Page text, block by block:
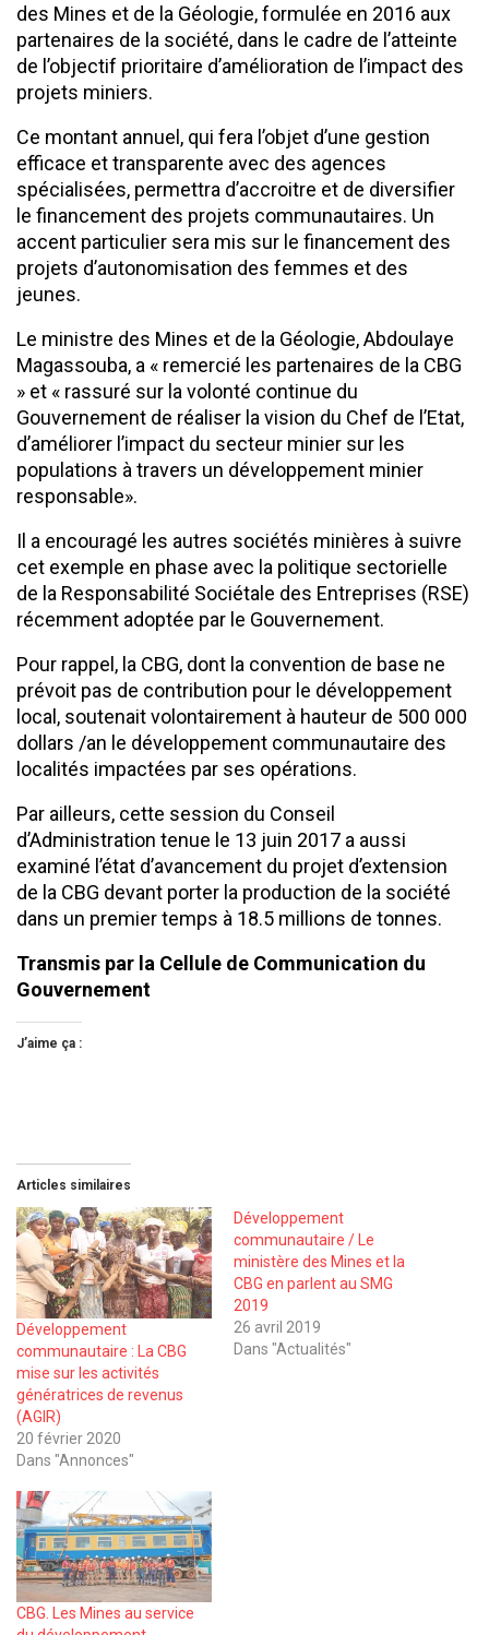
des Mines et de la Géologie, formulée en 2016 aux
partenaires de la société, dans le cadre de l’atteinte
de l’objectif prioritaire d’amélioration de l’impact des
projets miniers.
Ce montant annuel, qui fera l’objet d’une gestion
efficace et transparente avec des agences
spécialisées, permettra d’accroitre et de diversifier
le financement des projets communautaires. Un
accent particulier sera mis sur le financement des
projets d’autonomisation des femmes et des
jeunes.
Le ministre des Mines et de la Géologie, Abdoulaye
Magassouba, a « remercié les partenaires de la CBG
» et « rassuré sur la volonté continue du
Gouvernement de réaliser la vision du Chef de l’Etat,
d’améliorer l’impact du secteur minier sur les
populations à travers un développement minier
responsable».
Il a encouragé les autres sociétés minières à suivre
cet exemple en phase avec la politique sectorielle
de la Responsabilité Sociétale des Entreprises (RSE)
récemment adoptée par le Gouvernement.
Pour rappel, la CBG, dont la convention de base ne
prévoit pas de contribution pour le développement
local, soutenait volontairement à hauteur de 500 000
dollars /an le développement communautaire des
localités impactées par ses opérations.
Par ailleurs, cette session du Conseil
d’Administration tenue le 13 juin 2017 a aussi
examiné l’état d’avancement du projet d’extension
de la CBG devant porter la production de la société
dans un premier temps à 18.5 millions de tonnes.
Transmis par la Cellule de Communication du
Gouvernement
J’aime ça :
Articles similaires
Développement
communautaire : La CBG
mise sur les activités
génératrices de revenus
(AGIR)
20 février 2020
Dans "Annonces"
Développement
communautaire / Le
ministère des Mines et la
CBG en parlent au SMG
2019
26 avril 2019
Dans "Actualités"
CBG. Les Mines au service